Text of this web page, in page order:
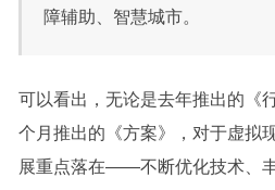
障辅助、智慧城市。
可以看出，无论是去年推出的《
个月推出的《方案》，对于虚拟
展重点落在——不断优化技术、